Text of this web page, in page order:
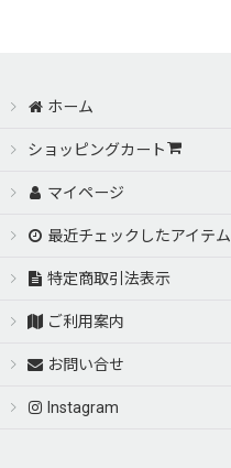
ホーム
ショッピングカート
マイページ
最近チェックしたアイテム
特定商取引法表示
ご利用案内
お問い合せ
Instagram